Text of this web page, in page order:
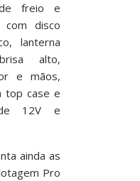
freio e
com disco
lanterna
alto,
e mãos,
top case e
12V e
ainda as
Pro